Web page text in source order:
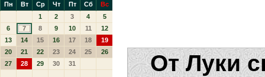
Пн Вт Ср Чт Пт Сб
Вс
1
2 3 4
5
6
7 8 9 10 11
12
13
14 15 16 17 18
19
20
21 22 23 24 25
26
27
28 29 30 31 От Луки